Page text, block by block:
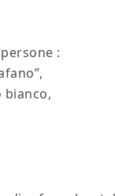
:
bianco,